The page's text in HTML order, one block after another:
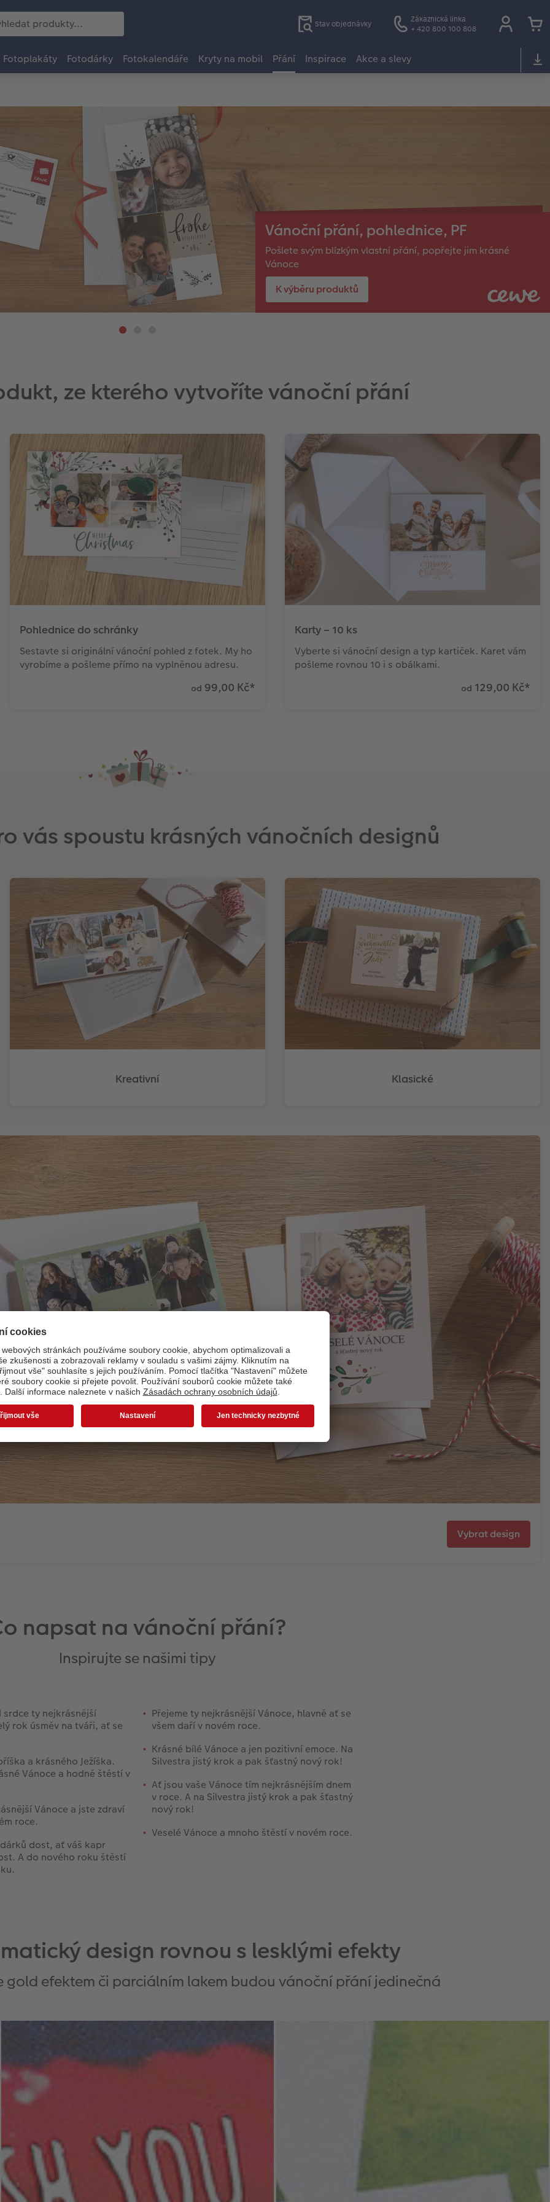
Stav objednávky
Zákaznická linka
+ 420 800 100 808
Fotoplakáty Fotodárky Fotokalendáře Kryty na mobil Přání Inspirace Akce a slevy
Vánoční přání, pohlednice, PF
Pošlete svým blízkým vlastní přání, popřejte jim krásné
Vánoce
K výběru produktů
ze kterého vytvoříte vánoční přání
Pohlednice do schránky
Sestavte si originální vánoční pohled z fotek. My ho
vyrobíme a pošleme přímo na vyplněnou adresu.
od 99,00 Kč*
Karty – 10 ks
Vyberte si vánoční design a typ kartiček. Karet vám
pošleme rovnou 10 i s obálkami.
od 129,00 Kč*
vás spoustu krásných vánočních designů
Kreativní Klasické
Vybrat design
napsat na vánoční přání?
Inspirujte se našimi tipy
srdce ty nejkrásnější
rok úsměv na tváři, ať se
a krásného Ježíška.
Vánoce a hodně štěstí v
Vánoce a jste zdraví
roce.
dost, ať váš kapr
A do nového roku štěstí
Přejeme ty nejkrásnější Vánoce, hlavně ať se
všem daří v novém roce.
Krásné bílé Vánoce a jen pozitivní emoce. Na
Silvestra jistý krok a pak šťastný nový rok!
Ať jsou vaše Vánoce tím nejkrásnějším dnem
v roce. A na Silvestra jistý krok a pak šťastný
nový rok!
Veselé Vánoce a mnoho štěstí v novém roce.
design rovnou s lesklými efekty
gold efektem či parciálním lakem budou vánoční přání jedinečná